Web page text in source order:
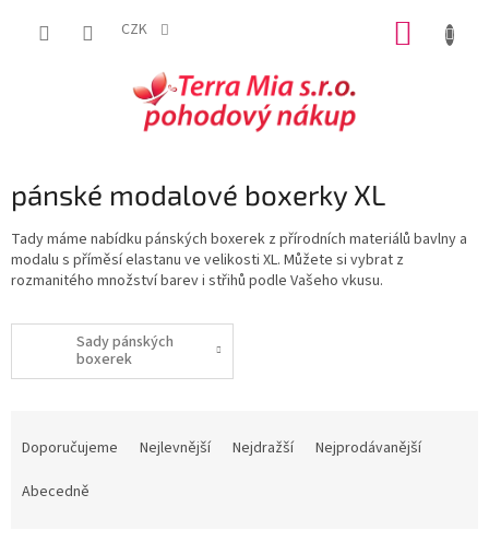
CZK
pánské modalové boxerky XL
Tady máme nabídku pánských boxerek z přírodních materiálů bavlny a
modalu s příměsí elastanu ve velikosti XL. Můžete si vybrat z
rozmanitého množství barev i střihů podle Vašeho vkusu.
Sady pánských
boxerek
Doporučujeme Nejlevnější Nejdražší
Nejprodávanější
Abecedně